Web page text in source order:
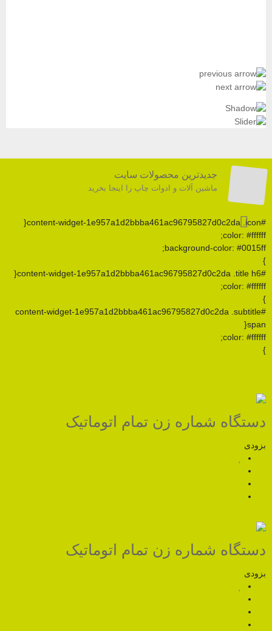
محصولات سایت
و ادوات چاپ را اینجا بخرید
#content-widget-
زن تمام اتوماتیک
زن تمام اتوماتیک